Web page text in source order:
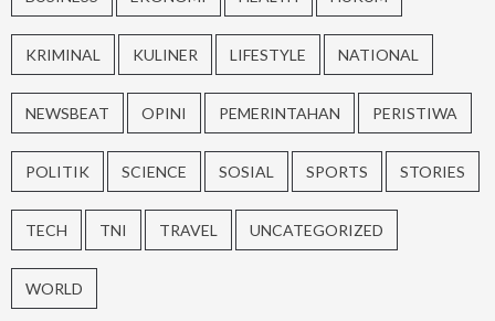
KRIMINAL KULINER LIFESTYLE NATIONAL
NEWSBEAT OPINI PEMERINTAHAN PERISTIWA
POLITIK SCIENCE SOSIAL SPORTS STORIES
TECH TNI TRAVEL UNCATEGORIZED
WORLD